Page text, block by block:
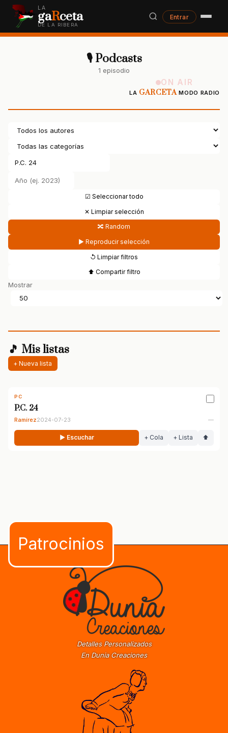
LA
gaRceta
DE LA RIBERA
Entrar
🎙 Podcasts
1 episodio
ON AIR
LA GARCETAMODO RADIO
☑ Seleccionar todo
✕ Limpiar selección
🔀 Random
▶ Reproducir selección
↺ Limpiar filtros
⬆ Compartir filtro
Mostrar
🎵 Mis listas
+ Nueva lista
PC
P.C. 24
Ramírez2024-07-23 —
▶ Escuchar + Cola + Lista ⬆
Detalles Personalizados
En Dunia Creaciones